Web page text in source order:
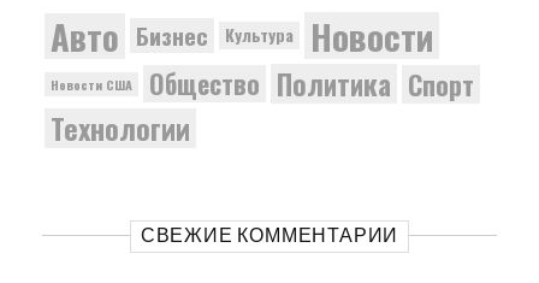
Авто Бизнес Культура Новости
Новости США Общество Политика Спорт
Технологии
СВЕЖИЕ КОММЕНТАРИИ